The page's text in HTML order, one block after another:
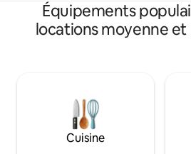
Équipements
locations moyenne
Cuisine